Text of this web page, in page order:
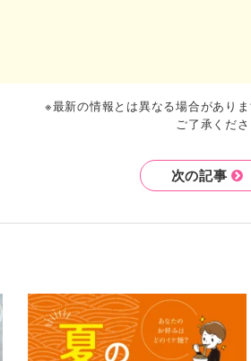
※最新の情報とは異なる場合があり
ご了承くだ
次の記事